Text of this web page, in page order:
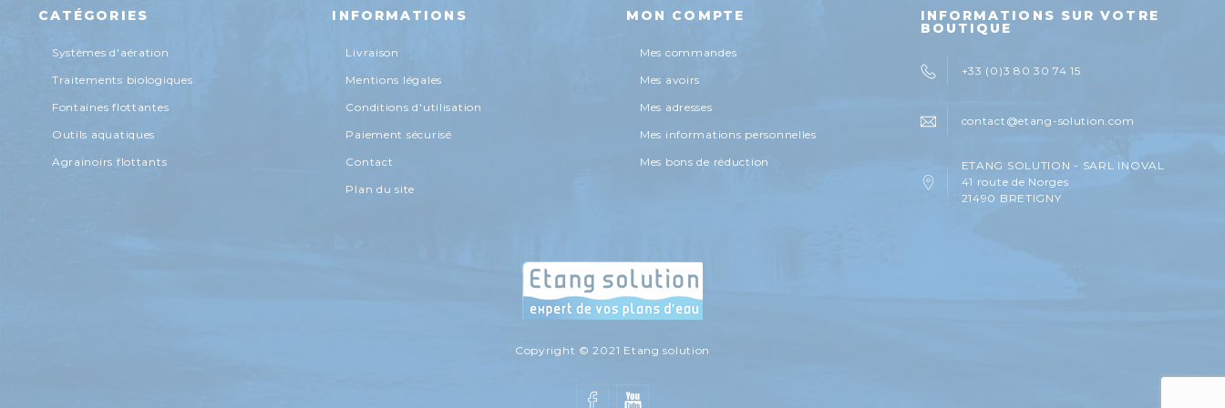
CATÉGORIES
Systèmes d'aération
Traitements biologiques
Fontaines flottantes
Outils aquatiques
Agrainoirs flottants
INFORMATIONS
Livraison
Mentions légales
Conditions d'utilisation
Paiement sécurisé
Contact
Plan du site
MON COMPTE
Mes commandes
Mes avoirs
Mes adresses
Mes informations personnelles
Mes bons de réduction
INFORMATIONS SUR VOTRE
BOUTIQUE
+33 (0)3 80 30 74 15
contact@etang-solution.com
ETANG SOLUTION - SARL INOVAL
41 route de Norges
21490 BRETIGNY
Copyright © 2021 Etang solution